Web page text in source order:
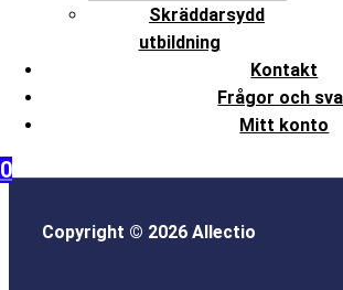
Skräddarsydd
utbildning
Kontakt
Frågor och
Mitt konto
0
Copyright © 2026 Allectio